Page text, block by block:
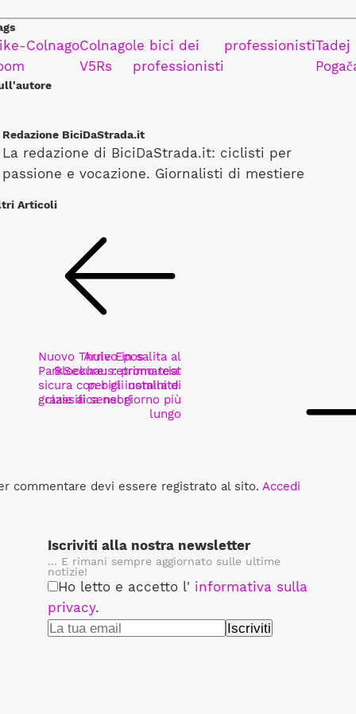
ColnagoColnago
V5Rs
le bici dei
professionisti
professionistiTadej
Redazione BiciDaStrada.it
La redazione di BiciDaStrada.it: ciclisti per
passione e vocazione. Giornalisti di mestiere
Articoli
Nuovo Thule Epos
ParkSecure: retromarcia
sicura con bici installate
grazie ai sensori
Arrivo in salita al
Blockhaus: primo test
per gli uomini di
classifica nel giorno più
lungo
commentare devi essere registrato al sito. Accedi
Iscriviti alla nostra newsletter
... E rimani sempre aggiornato sulle ultime
notizie!
Ho letto e accetto l' informativa sulla
privacy.